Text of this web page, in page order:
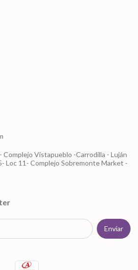
Complejo Vistapueblo -Carrodilla - Luján
Loc 11- Complejo Sobremonte Market -